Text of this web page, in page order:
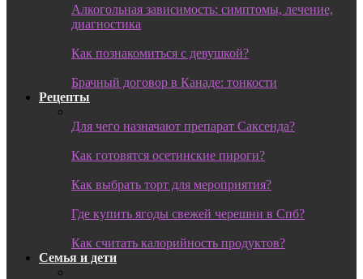
Алкогольная зависимость: симптомы, лечение,
диагностика
Как познакомиться с девушкой?
Брачный договор в Канаде: тонкости
Рецепты
Для чего назначают препарат Саксенда?
Как готовятся осетинские пироги?
Как выбрать торт для мероприятия?
Где купить ягоды свежей черешни в Спб?
Как считать калорийность продуктов?
Семья и дети